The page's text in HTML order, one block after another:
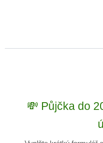
💸 Půjčka do